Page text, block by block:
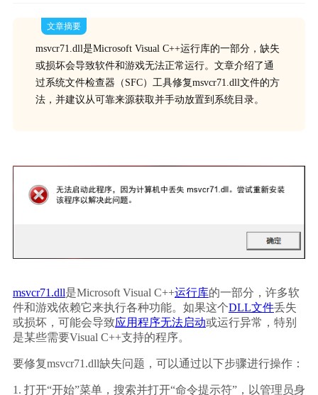
文章摘要
msvcr71.dll是Microsoft Visual C++运行库的一部分，缺失
或损坏会导致软件和游戏无法正常运行。文章介绍了通
过系统文件检查器（SFC）工具修复msvcr71.dll文件的方
法，并建议从可靠来源获取并手动放置到系统目录。
msvcr71.dll是Microsoft Visual C++运行库的一部分，许多软
件和游戏依赖它来执行各种功能。如果这个DLL文件丢失
或损坏，可能会导致应用程序无法启动或运行异常，特别
是某些需要Visual C++支持的程序。
要修复msvcr71.dll缺失问题，可以通过以下步骤进行操作：
1. 打开“开始”菜单，搜索并打开“命令提示符”，以管理员身